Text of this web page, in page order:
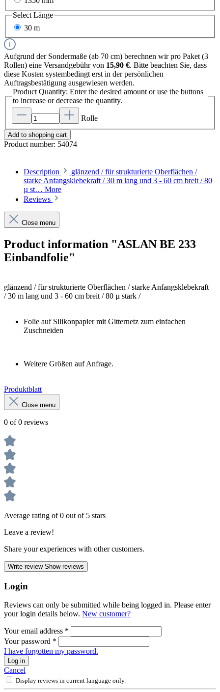
Select Länge
30 m
Aufgrund der Sondermaße (ab 70 cm) berechnen wir pro Paket (3
Rollen) eine Versandgebühr von 15,90 €. Bitte beachten Sie, dass
diese Kosten systembedingt erst in der persönlichen
Auftragsbestätigung ausgewiesen werden.
Product Quantity: Enter the desired amount or use the buttons
to increase or decrease the quantity.
Rolle
Add to shopping cart
Product number: 54074
Description
glänzend / für strukturierte Oberflächen /
starke Anfangsklebekraft / 30 m lang und 3 - 60 cm breit / 80
µ st… More
Reviews
Close menu
Product information "ASLAN BE 233
Einbandfolie"
glänzend /für strukturierte Oberflächen / starke Anfangsklebekraft
/30 m lang und 3 - 60 cm breit /80 µ stark /
Folie auf Silikonpapier mit Gitternetz zum einfachen
Zuschneiden
Weitere Größen auf Anfrage.
Produktblatt
Close menu
0 of 0 reviews
Average rating of 0 out of 5 stars
Leave a review!
Share your experiences with other customers.
Write review Show reviews
Login
Reviews can only be submitted while being logged in. Please enter
your login details below. New customer?
Your email address *
Your password *
I have forgotten my password.
Log in
Cancel
Display reviews in current language only.